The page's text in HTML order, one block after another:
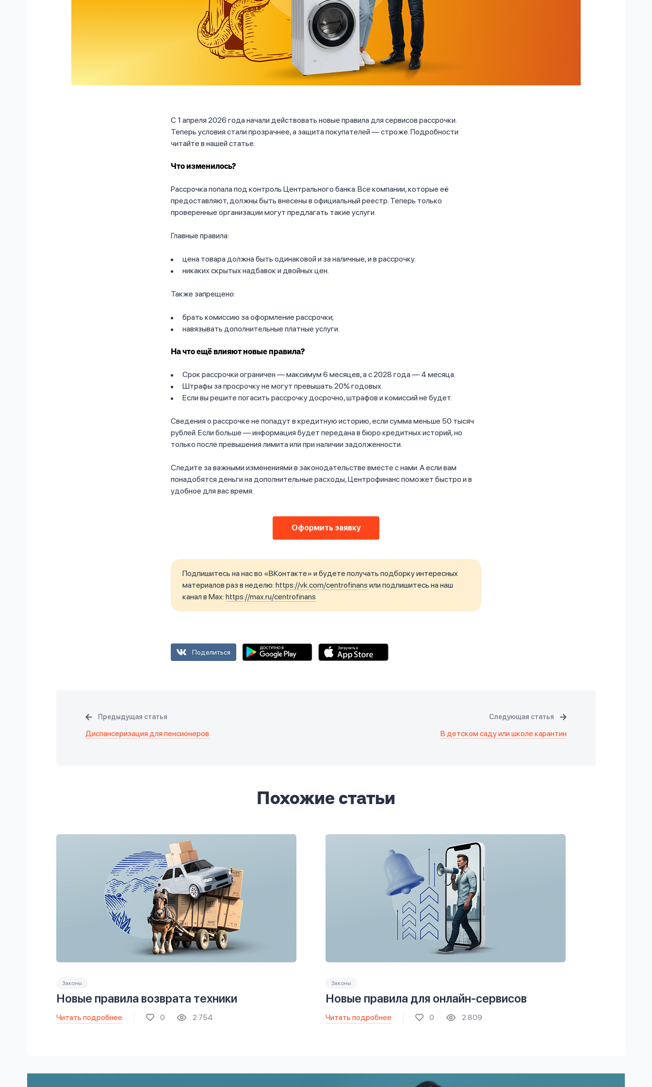
С 1 апреля 2026 года начали действовать новые правила для сервисов рассрочки.
Теперь условия стали прозрачнее, а защита покупателей — строже. Подробности
читайте в нашей статье.
Что изменилось?
Рассрочка попала под контроль Центрального банка. Все компании, которые её
предоставляют, должны быть внесены в официальный реестр. Теперь только
проверенные организации могут предлагать такие услуги.
Главные правила:
цена товара должна быть одинаковой и за наличные, и в рассрочку.
никаких скрытых надбавок и двойных цен.
Также запрещено:
брать комиссию за оформление рассрочки;
навязывать дополнительные платные услуги.
На что ещё влияют новые правила?
Срок рассрочки ограничен — максимум 6 месяцев, а с 2028 года — 4 месяца.
Штрафы за просрочку не могут превышать 20% годовых.
Если вы решите погасить рассрочку досрочно, штрафов и комиссий не будет.
Сведения о рассрочке не попадут в кредитную историю, если сумма меньше 50 тысяч
рублей. Если больше — информация будет передана в бюро кредитных историй, но
только после превышения лимита или при наличии задолженности.
Следите за важными изменениями в законодательстве вместе с нами. А если вам
понадобятся деньги на дополнительные расходы, Центрофинанс поможет быстро и в
удобное для вас время.
Оформить заявку
Подпишитесь на нас во «ВКонтакте» и будете получать подборку интересных
материалов раз в неделю: https://vk.com/centrofinans или подпишитесь на наш
канал в Max: https://max.ru/centrofinans
Поделиться
Предыдущая статья
Диспансеризация для пенсионеров
Следующая статья
В детском саду или школе карантин
Похожие статьи
Законы
Новые правила возврата техники
Читать подробнее 0 2 754
Законы
Новые правила для онлайн-сервисов
Читать подробнее 0 2 809